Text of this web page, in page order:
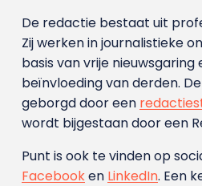
De redactie bestaat uit
Zij werken in journalistieke
basis van vrije nieuwsgaring
beïnvloeding van derden.
geborgd door een
wordt bijgestaan door een
Punt is ook te vinden op
Facebooken LinkedIn. Een